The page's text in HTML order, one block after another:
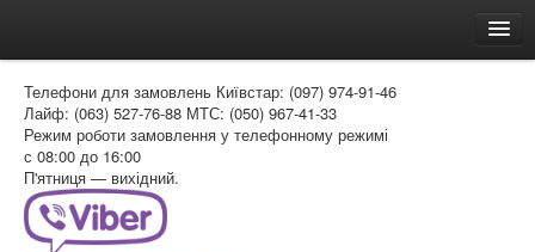
Доставка и оплата
Как заказать
Контакти
Таблиця розмірів
Телефони для замовлень Київстар: (097) 974-91-46
Лайф: (063) 527-76-88 МТС: (050) 967-41-33
Режим роботи замовлення у телефонному режимі
с 08:00 до 16:00
П'ятниця — вихідний.